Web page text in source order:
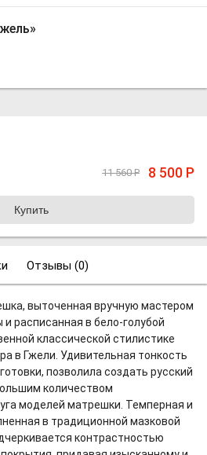
11 560Р 8 500 Р
Отзывы (0)
выточенная вручную мастером
расписанная в бело-голубой
классической стилистике
в Гжели. Удивительная тонкость
позволила создать русский
количеством
моделей матрешки. Темперная и
в традиционной мазковой
контрастностью